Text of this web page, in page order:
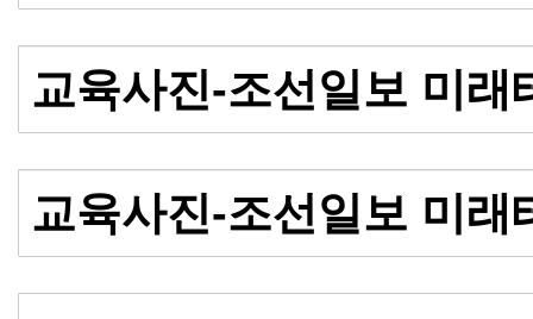
교육사진-조선일보 미
교육사진-조선일보 미